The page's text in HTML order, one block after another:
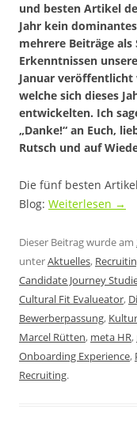
und besten Artikel
Jahr kein
mehrere Beiträge
Erkenntnissen
Januar
welche sich dieses
entwickelten. Ich
„Danke!“ an Euch,
Rutsch und auf
Die fünf besten
Blog: Weiterlesen →
Dieser Beitrag wurde am
unterAktuelles,
Candidate Journey
Cultural Fit Evalueator,
Bewerberpassung,
Marcel Rütten, meta HR,
Onboarding Experience,
Recruiting.